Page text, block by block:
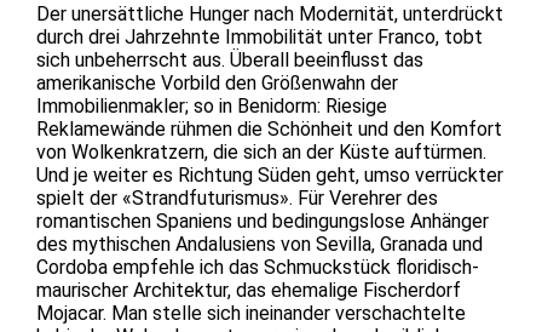
Der unersättliche Hunger nach Modernität, unterdrückt
durch drei Jahrzehnte Immobilität unter Franco, tobt
sich unbeherrscht aus. Überall beeinflusst das
amerikanische Vorbild den Größenwahn der
Immobilienmakler; so in Benidorm: Riesige
Reklamewände rühmen die Schönheit und den Komfort
von Wolkenkratzern, die sich an der Küste auftürmen.
Und je weiter es Richtung Süden geht, umso verrückter
spielt der «Strandfuturismus». Für Verehrer des
romantischen Spaniens und bedingungslose Anhänger
des mythischen Andalusiens von Sevilla, Granada und
Cordoba empfehle ich das Schmuckstück floridisch-
maurischer Architektur, das ehemalige Fischerdorf
Mojacar. Man stelle sich ineinander verschachtelte